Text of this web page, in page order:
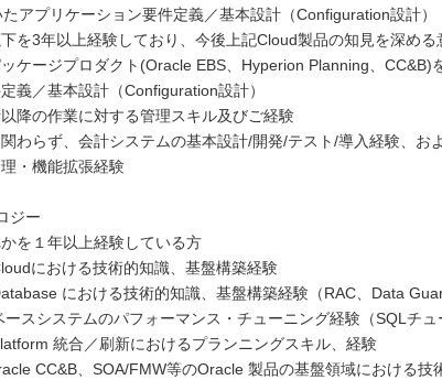
アプリケーション要件定義／基本設計（Configuration設計）
を3年以上経験しており、今後上記Cloud製品の知見を深める
ッケージプロダクト(Oracle EBS、Hyperion Planning、CC&B)
義／基本設計（Configuration設計）
以降の作業に対する管理スキル及びご経験
関わらず、会計システムの基本設計/開発/テスト/導入経験、お
・機能拡張経験
ジー
を１年以上経験している方
における技術的知識、基盤構築経験
における技術的知識、基盤構築経験（RAC、Data
ースシステムのパフォーマンス・チューニング経験（SQLチュ
統合／刷新におけるプランニングスキル、経験
CC&B、SOA/FMW等のOracle 製品の基盤領域における技